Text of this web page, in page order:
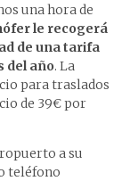
una hora de
le recogerá
de una tarifa
del año. La
para traslados
de 39€ por
a su
teléfono